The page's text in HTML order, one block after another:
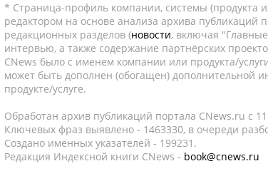
* Страница-профиль компании, системы (продукта
редактором на основе анализа архива публикаций
редакционных разделов (новости, включая
интервью, а также содержание партнёрских
CNews было с именем компании или продукта/
может быть дополнен (обогащен) дополнительной
продукте/услуге.
Обработан архив публикаций портала CNews.ru c
Ключевых фраз выявлено - 1463330, в очереди
Создано именных указателей - 199231.
Редакция Индексной книги CNews - book@cnews.ru